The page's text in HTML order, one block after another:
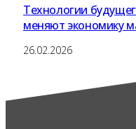
Технологии
меняют экономику
26.02.2026